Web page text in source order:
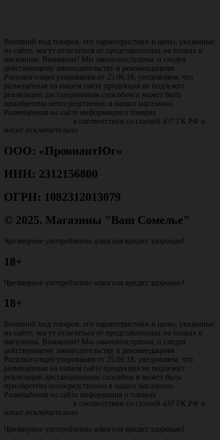
Внешний вид товаров, его характеристики и цены, указанные
на сайте, могут отличаться от представленных на полках в
магазинах. Внимание! Мы законопослушны, и следуя
действующему законодательству и рекомендациям
Росалкогольрегулирования от 25.06.18, уведомляем, что
размещённая на нашем сайте продукция не подлежит
реализации дистанционным способом и может быть
приобретена непосредственно в наших магазинах.
Размещённая на сайте информация о товарах
в соответствии со статьёй 437 ГК РФ и
носит исключительно
.
ООО: «ПровиантЮг»
ИНН: 2312156800
ОГРН: 1082312013079
© 2025. Магазины "Ваш Сомелье"
Чрезмерное употребление алкоголя вредит здоровью!
18+
Чрезмерное употребление алкоголя вредит здоровью!
18+
Внешний вид товаров, его характеристики и цены, указанные
на сайте, могут отличаться от представленных на полках в
магазинах. Внимание! Мы законопослушны, и следуя
действующему законодательству и рекомендациям
Росалкогольрегулирования от 25.06.18, уведомляем, что
размещённая на нашем сайте продукция не подлежит
реализации дистанционным способом и может быть
приобретена непосредственно в наших магазинах.
Размещённая на сайте информация о товарах
в соответствии со статьёй 437 ГК РФ и
носит исключительно
.
Чрезмерное употребление алкоголя вредит здоровью!